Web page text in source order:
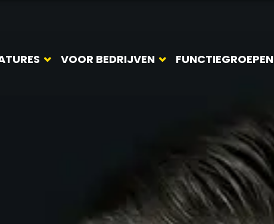
VOOR BEDRIJVEN FUNCTIEGROEPEN